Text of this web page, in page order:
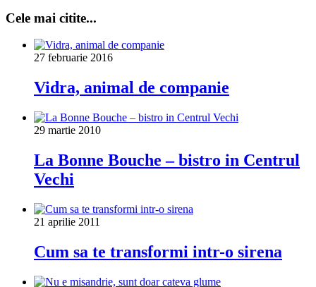
Cele mai citite...
27 februarie 2016
Vidra, animal de companie
29 martie 2010
La Bonne Bouche – bistro in Centrul
Vechi
21 aprilie 2011
Cum sa te transformi intr-o sirena